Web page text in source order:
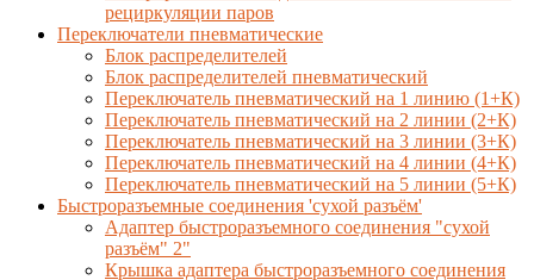
рециркуляции паров
Переключатели пневматические
Блок распределителей
Блок распределителей пневматический
Переключатель пневматический на 1 линию (1+К)
Переключатель пневматический на 2 линии (2+К)
Переключатель пневматический на 3 линии (3+К)
Переключатель пневматический на 4 линии (4+К)
Переключатель пневматический на 5 линии (5+К)
Быстроразъемные соединения 'сухой разъём'
Адаптер быстроразъемного соединения "сухой
разъём" 2"
Крышка адаптера быстроразъемного соединения